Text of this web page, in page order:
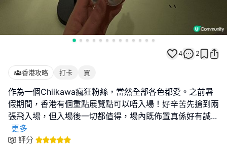
4 2
香港攻略 打卡 買
作為一個Chiikawa瘋狂粉絲，當然全部各色都愛。之前暑
假期間，香港有個重點展覽點可以唔入場！好辛苦先搶到兩
張飛入場，但入場後一切都值得，場內既佈置真係好有誠...
更多
評分